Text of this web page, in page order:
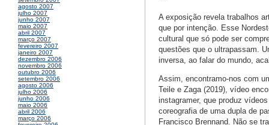
agosto 2007
julho 2007
junho 2007
maio 2007
abril 2007
março 2007
fevereiro 2007
janeiro 2007
dezembro 2006
novembro 2006
outubro 2006
setembro 2006
agosto 2006
julho 2006
junho 2006
maio 2006
abril 2006
março 2006
A exposição revela trabalhos
que por intenção. Esse
cultural que só pode ser
questões que o ultrapassam.
inversa, ao falar do mundo,
Assim, encontramo-nos com
Teile e Zaga (2019), vídeo
instagramer, que produz
coreografia de uma dupla de
Francisco Brennand. Não se